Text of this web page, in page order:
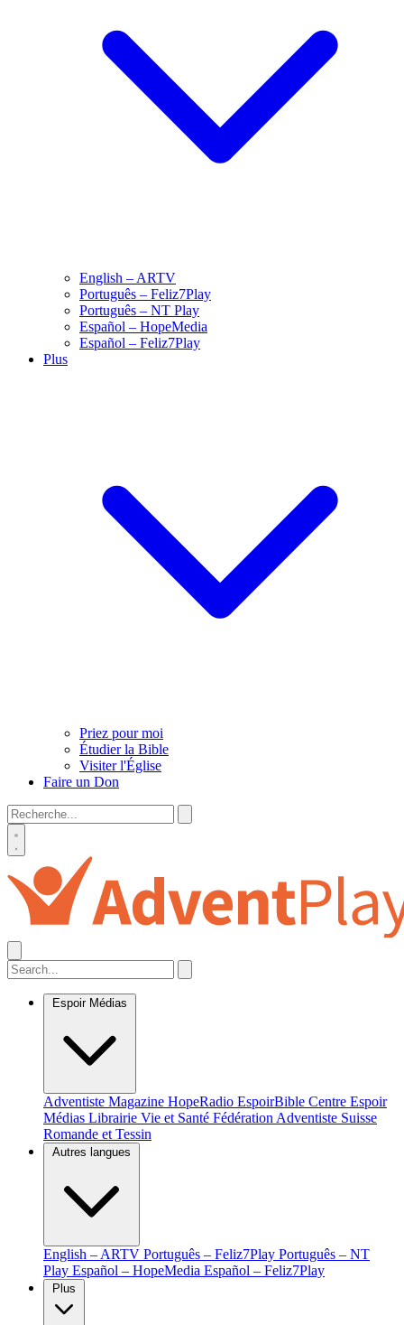
English – ARTV
Português – Feliz7Play
Português – NT Play
Español – HopeMedia
Español – Feliz7Play
Plus
Priez pour moi
Étudier la Bible
Visiter l'Église
Faire un Don
Espoir Médias
Adventiste Magazine HopeRadio EspoirBible Centre Espoir
Médias Librairie Vie et Santé Fédération Adventiste Suisse
Romande et Tessin
Autres langues
English – ARTV Português – Feliz7Play Português – NT
Play Español – HopeMedia Español – Feliz7Play
Plus